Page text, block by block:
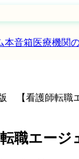
本音箱医療機関
【看護師転職
職エージ